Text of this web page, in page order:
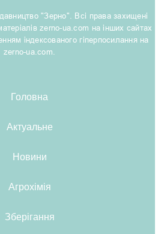
"Зерно". Всі права захищені
zerno-ua.com на інших сайтах
індексованого гіперпосилання на
zerno-ua.com.
Головна
Актуальне
Новини
Агрохімія
Зберігання